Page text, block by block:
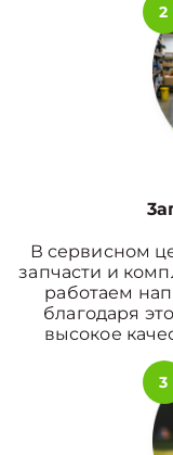
2
В сервисном
запчасти и
работаем
благодаря
высокое
3